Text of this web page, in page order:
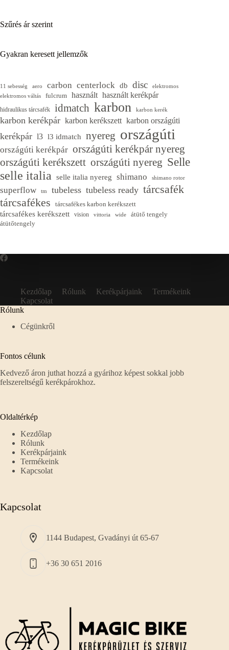
Szűrés ár szerint
Gyakran keresett jellemzők
11 sebesség aero carbon centerlock db disc
elektromos
elektromos váltás
fulcrum használt használt kerékpár
hidraulikus tárcsafék idmatch karbon karbon kerék
karbon kerékpár karbon kerékszett karbon országúti
kerékpár l3 l3 idmatch nyereg országúti
országúti kerékpár országúti kerékpár nyereg
országúti kerékszett országúti nyereg Selle
selle italia selle italia nyereg shimano shimano rotor
superflow tm tubeless tubeless ready tárcsafék
tárcsafékes
tárcsafékes karbon kerékszett
tárcsafékes kerékszett vision vittoria wide
átütő tengely
átütőtengely
Kezdőlap Rólunk Kerékpárjaink
Termékeink
Kapcsolat
Rólunk
Cégünkről
Fontos célunk
Kedvező áron juthat hozzá a gyárihoz képest sokkal jobb
felszereltségű kerékpárokhoz.
Oldaltérkép
Kezdőlap
Rólunk
Kerékpárjaink
Termékeink
Kapcsolat
Kapcsolat
1144 Budapest, Gvadányi út 65-67
+36 30 651 2016